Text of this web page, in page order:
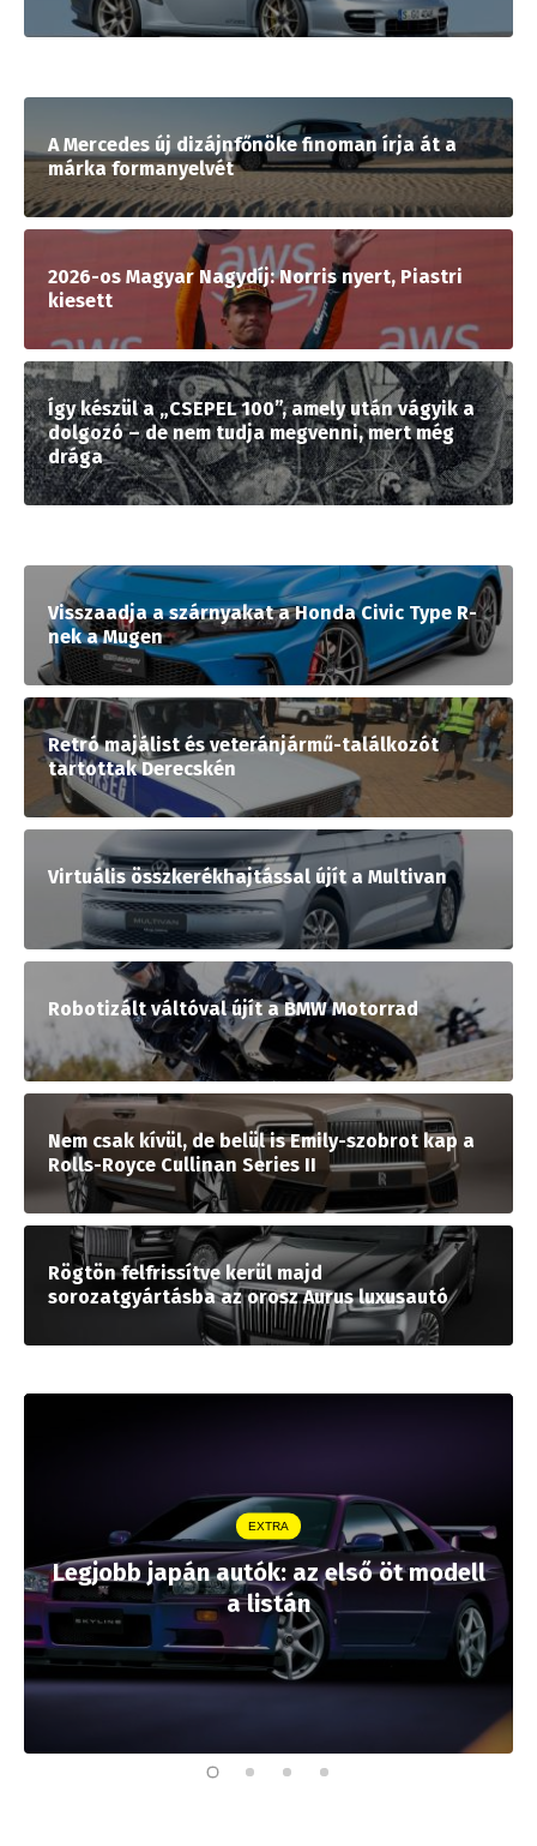
A Mercedes új dizájnfőnöke finoman írja át a
márka formanyelvét
2026-os Magyar Nagydíj: Norris nyert, Piastri
kiesett
Így készül a „CSEPEL 100”, amely után vágyik a
dolgozó – de nem tudja megvenni, mert még
drága
Visszaadja a szárnyakat a Honda Civic Type R-
nek a Mugen
Retró majálist és veteránjármű-találkozót
tartottak Derecskén
Virtuális összkerékhajtással újít a Multivan
Robotizált váltóval újít a BMW Motorrad
Nem csak kívül, de belül is Emily-szobrot kap a
Rolls-Royce Cullinan Series II
Rögtön felfrissítve kerül majd
sorozatgyártásba az orosz Aurus luxusautó
EXTRA
Legjobb japán autók: az első öt modell
a listán